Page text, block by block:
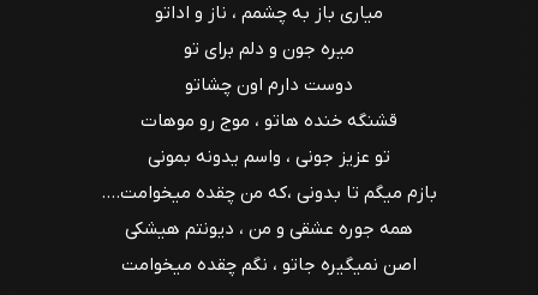
میاری باز به چشمم ، ناز و اداتو
میره جون و دلم برای تو
دوست دارم اون چشاتو
قشنگه خنده هاتو ، موج رو موهات
تو عزیز جونی ، واسم یدونه بمونی
بازم میگم تا بدونی ،که من چقده میخوامت....
همه جوره عشقی و من ، دیونتم هیشکی
اصن نمیگیره جاتو ، نگم چقده میخوامت